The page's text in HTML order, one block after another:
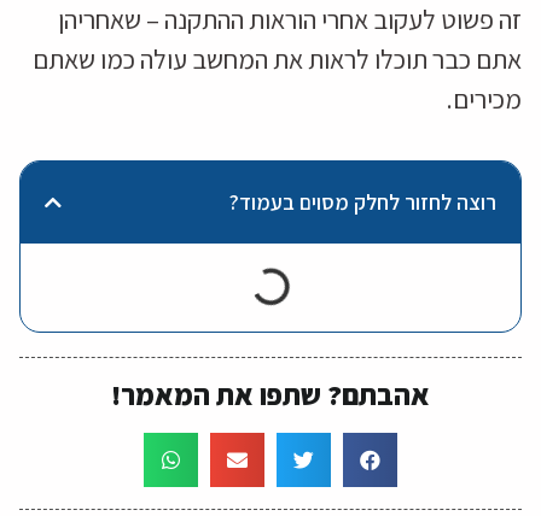
זה פשוט לעקוב אחרי הוראות ההתקנה – שאחריהן
אתם כבר תוכלו לראות את המחשב עולה כמו שאתם
מכירים.
רוצה לחזור לחלק מסוים בעמוד?
אהבתם? שתפו את המאמר!